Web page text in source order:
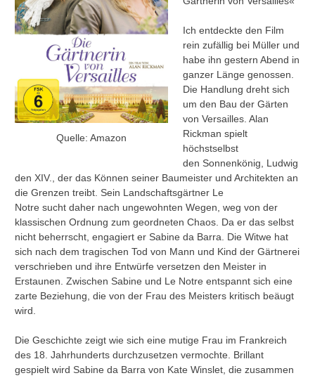
Quelle: Amazon
Ich entdeckte den Film
rein zufällig bei Müller und
habe ihn gestern Abend in
ganzer Länge genossen.
Die Handlung dreht sich
um den Bau der Gärten
von Versailles. Alan
Rickman spielt
höchstselbst
den Sonnenkönig, Ludwig
den XIV., der das Können seiner Baumeister und Architekten an
die Grenzen treibt. Sein Landschaftsgärtner Le
Notre sucht daher nach ungewohnten Wegen, weg von der
klassischen Ordnung zum geordneten Chaos. Da er das selbst
nicht beherrscht, engagiert er Sabine da Barra. Die Witwe hat
sich nach dem tragischen Tod von Mann und Kind der Gärtnerei
verschrieben und ihre Entwürfe versetzen den Meister in
Erstaunen. Zwischen Sabine und Le Notre entspannt sich eine
zarte Beziehung, die von der Frau des Meisters kritisch beäugt
wird.
Die Geschichte zeigt wie sich eine mutige Frau im Frankreich
des 18. Jahrhunderts durchzusetzen vermochte. Brillant
gespielt wird Sabine da Barra von Kate Winslet, die zusammen